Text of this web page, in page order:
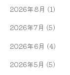
2026年8月 (1)
2026年7月 (5)
2026年6月 (4)
2026年5月 (5)